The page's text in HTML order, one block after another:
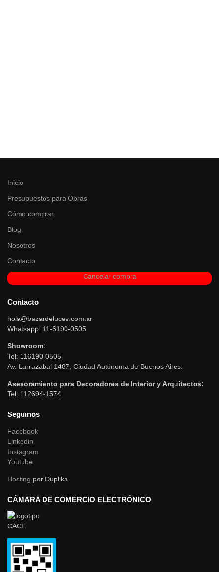
Inicio
Presupuestos para Obras
Cómo comprar
Blog
Nosotros
Contacto
Cancelar compra
Contacto
hola@bazardeluces.com.ar
Whatsapp: 11-6190-0505
Showroom:
Tel: 116190-0505
Av. Larrazabal 1487, Ciudad Autónoma de Buenos Aires.
Asesoramiento para Decoradores de Interior y Arquitectos:
Tel: 112694-1574
Seguinos
Facebook
Linkedin
Instagram
Youtube
Hosting por Duplika
CÁMARA DE COMERCIO ELECTRÓNICO